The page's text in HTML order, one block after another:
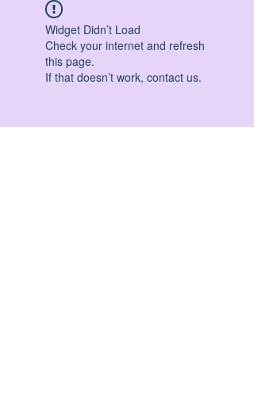
Widget Didn’t Load
Check your internet and refresh
this page.
If that doesn’t work, contact us.